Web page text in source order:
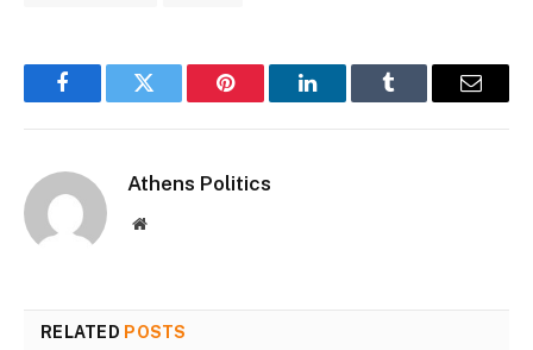
FacebookTwitter Pinterest LinkedInTumblr Email
Athens Politics
Website
RELATED POSTS